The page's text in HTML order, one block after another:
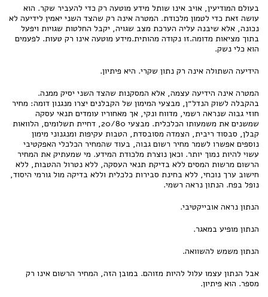
בעולם המודיעין, אויב אינו שותל מידע מוטעה רק כדי להעביר שקר. הוא
עושה זאת כדי לטמון מלכודת. המטרה אינה רק שהצד השני יאמין לידיעה לא
נכונה, אלא שיבנה עליה הערכת מצב שגויה, יקבל החלטות שגויות ויפעל
בתוך מציאות מדומה.זו נקודה מהותית.מידע מוטעה אינו רק טעות. לפעמים
הוא כלי נשק.
הידיעה השתולה אינה רק נתון שקרי. היא פיתיון.
המטרה אינה הידיעה עצמה, אלא המסקנות שהצד השני יסיק ממנה.
בהקבלה לשוק הנדל״ן, מבצעי המימון של הקבלנים יצרו מנגנון דומה: מחיר
חוזי גבוה שנראה רשמי, מדווח ונקי, אך מאחוריו עומדים תנאי עסקה
שמשנים את משמעותו הכלכלית. מבצעי 20/80, דחיית תשלומים, הלוואות
קבלן, סבסוד ריבית, הצמדה מסובסדת, הטבות עקיפות ומנגנוני מימון
נוספים אפשרו לשמר מחיר רשום גבוה, בעוד שהמחיר הכלכלי האפקטיבי
עשוי להיות נמוך יותר. וכאן נוצרת מלכודת המידע. מי שמעתיק את המחיר
הרשום מרשות המסים ללא בדיקת תנאי העסקה, ללא נטרול ההטבות, ללא
חישוב ערך נוכחי, ללא בחינת סבירות כלכלית וללא בדיקה מול גורמי היסוד,
נופל בפח. הנתון נראה רשמי.
הנתון נראה אובייקטיבי.
הנתון מופיע במאגר.
הנתון משמש להשוואה.
אבל הנתון עצמו עלול להיות מזוהם. במובן הזה, המחיר הרשום אינו רק
מספר. הוא פיתיון.